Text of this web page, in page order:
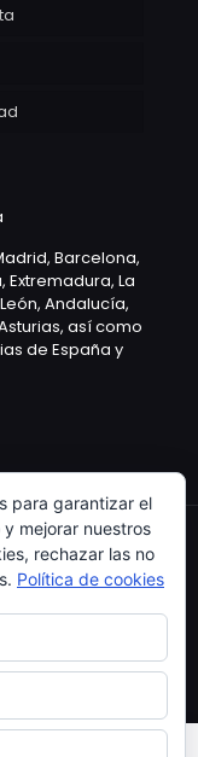
Barcelona,
Extremadura, La
Andalucía,
así como
de España y
para garantizar el
mejorar nuestros
rechazar las no
Política de cookies